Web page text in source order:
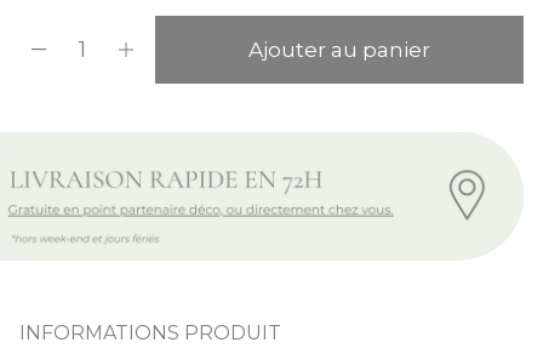
Ajouter au panier
INFORMATIONS PRODUIT